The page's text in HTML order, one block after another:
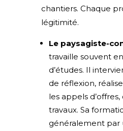
chantiers. Chaque
légitimité.
Le paysagiste-
travaille souvent
d’études. Il
de réflexion,
les appels
travaux. Sa
généralement par